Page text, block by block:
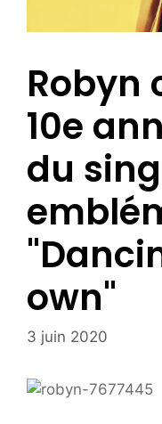
Robyn
10e
du
own"
3 juin 2020